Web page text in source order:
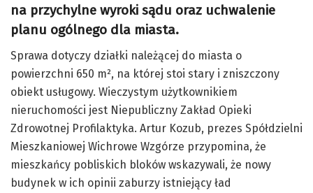
na przychylne wyroki sądu oraz uchwalenie
planu ogólnego dla miasta.
Sprawa dotyczy działki należącej do miasta o
powierzchni 650 m², na której stoi stary i zniszczony
obiekt usługowy. Wieczystym użytkownikiem
nieruchomości jest Niepubliczny Zakład Opieki
Zdrowotnej Profilaktyka. Artur Kozub, prezes Spółdzielni
Mieszkaniowej Wichrowe Wzgórze przypomina, że
mieszkańcy pobliskich bloków wskazywali, że nowy
budynek w ich opinii zaburzy istniejący ład